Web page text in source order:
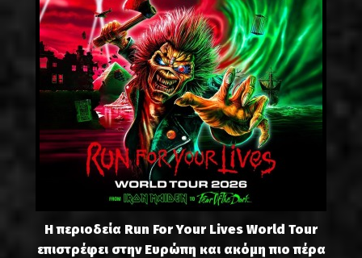
Η περιοδεία Run For Your Lives World Tour
επιστρέφει στην Ευρώπη και ακόμη πιο πέρα